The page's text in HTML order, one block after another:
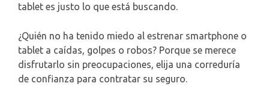
tablet es justo lo que está buscando.
¿Quién no ha tenido miedo al estrenar smartphone o
tablet a caídas, golpes o robos? Porque se merece
disfrutarlo sin preocupaciones, elija una correduría
de confianza para contratar su seguro.